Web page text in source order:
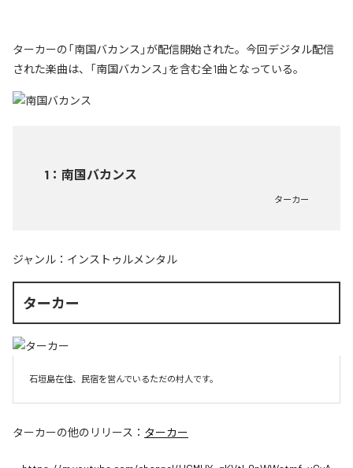
ターカーの「南国バカンス」が配信開始された。今回デジタル配信
された楽曲は、「南国バカンス」を含む全1曲となっている。
1 ： 南国バカンス
ターカー
ジャンル： インストゥルメンタル
ターカー
石垣島在住、民宿を営んでいるただの村人です。
ターカーの他のリリース： ターカー